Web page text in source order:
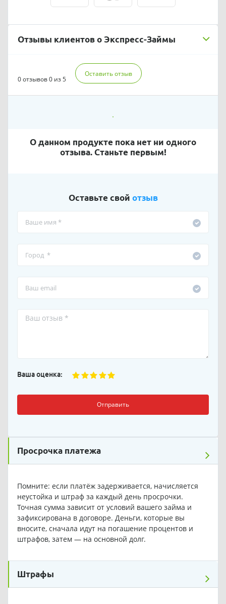
Отзывы клиентов о Экспресс-Займы
0 отзывов0 из 5
Оставить отзыв
О данном продукте пока нет ни одного
отзыва. Станьте первым!
Оставьте свой отзыв
Ваша оценка:
Отправить
Просрочка платежа
Помните: если платёж задерживается, начисляется
неустойка и штраф за каждый день просрочки.
Точная сумма зависит от условий вашего займа и
зафиксирована в договоре. Деньги, которые вы
вносите, сначала идут на погашение процентов и
штрафов, затем — на основной долг.
Штрафы